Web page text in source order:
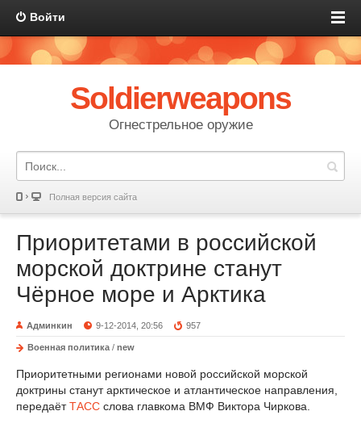
Войти
Soldierweapons
Огнестрельное оружие
Полная версия сайта
Приоритетами в российской
морской доктрине станут
Чёрное море и Арктика
Админкин 9-12-2014, 20:56 957
Военная политика / new
Приоритетными регионами новой российской морской
доктрины станут арктическое и атлантическое направления,
передаётТАСС слова главкома ВМФ Виктора Чиркова.